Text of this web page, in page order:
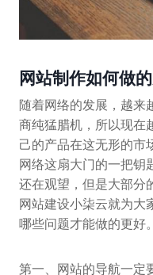
网站制作如何做
随着网络的发展，越来
商纯猛腊机，所以现在
己的产品在这无形的市
网络这扇大门的一把钥
还在观望，但是大部分
网站建设小柒云就为大
哪些问题才能做的更好。
第一、网站的导航一定